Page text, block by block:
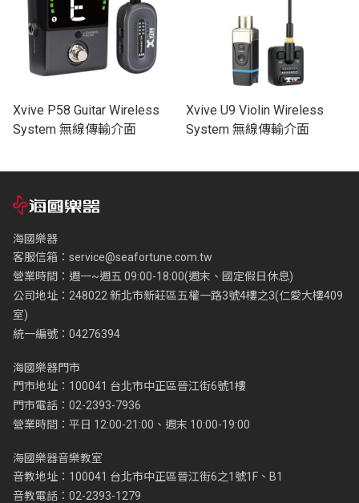
Xvive P58 Guitar Wireless
System 無線傳輸介面
Xvive U9 Violin Wireless
System 無線傳輸介面
海國樂器
客服信箱： service@seafortune.com.tw
營業時間：週一~週五 09:00-18:00(週末、國定假日休息)
公司地址：248022 新北市新莊區五權一路3號4樓之3(仁愛大樓409
室)
統一編號：04276394
海國樂器門市
門市地址：100041 台北市中正區晉江街6號1樓
門市電話：02-2393-7936
營業時間：平日 12:00-21:00、週末 10:00-19:00
海國樂器音樂教室
音教地址：100041 台北市中正區晉江街6之1號1F、B1
音教電話：02-2393-1279